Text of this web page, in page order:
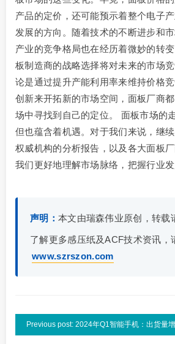
产品的定价，还可能预示着整个电子
发展的方向。随着技术的不断进步和
产业的竞争格局也在经历着微妙的转
板制造商的战略选择将对未来的市场
论是通过提升产能利用率来维持价格
创新来开拓新的市场空间，面板厂商
场中寻找到自己的定位。 面板市场的
但也蕴含着机遇。对于我们来说，继
权威机构的分析报告，以及各大面板
我们更好地理解市场脉络，把握行业发
声明： 本文由瑞森伟业原创，转载
了解更多感压纸及ACF技术资讯，
www.szrszon.com
Previous post: 2024年Q1智能手机：出货量